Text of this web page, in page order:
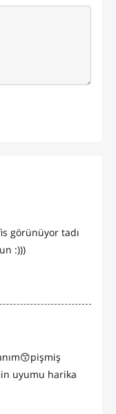
görünüyor tadı
:)))
uyumu harika